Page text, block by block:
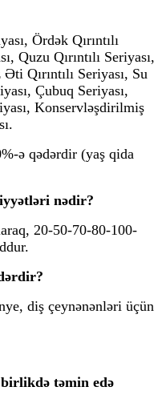
Ördək Qırıntılı
Quzu Qırıntılı Seriyası,
Qırıntılı Seriyası, Su
Çubuq Seriyası,
Konservləşdirilmiş
ə qədərdir (yaş qida
nədir?
20-50-70-80-100-
diş çeynənənləri üçün
təmin edə